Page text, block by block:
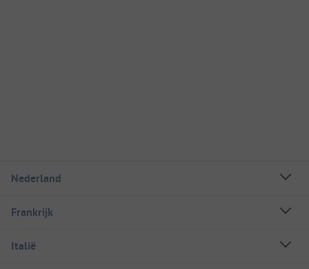
Nederland
Frankrijk
Italië